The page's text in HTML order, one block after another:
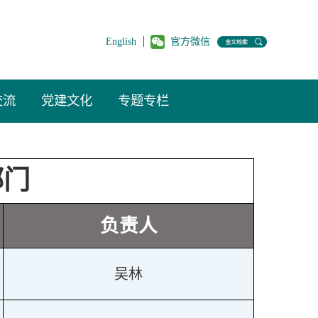
English 官方微信
流 党建文化 专题专栏
负责人
吴林